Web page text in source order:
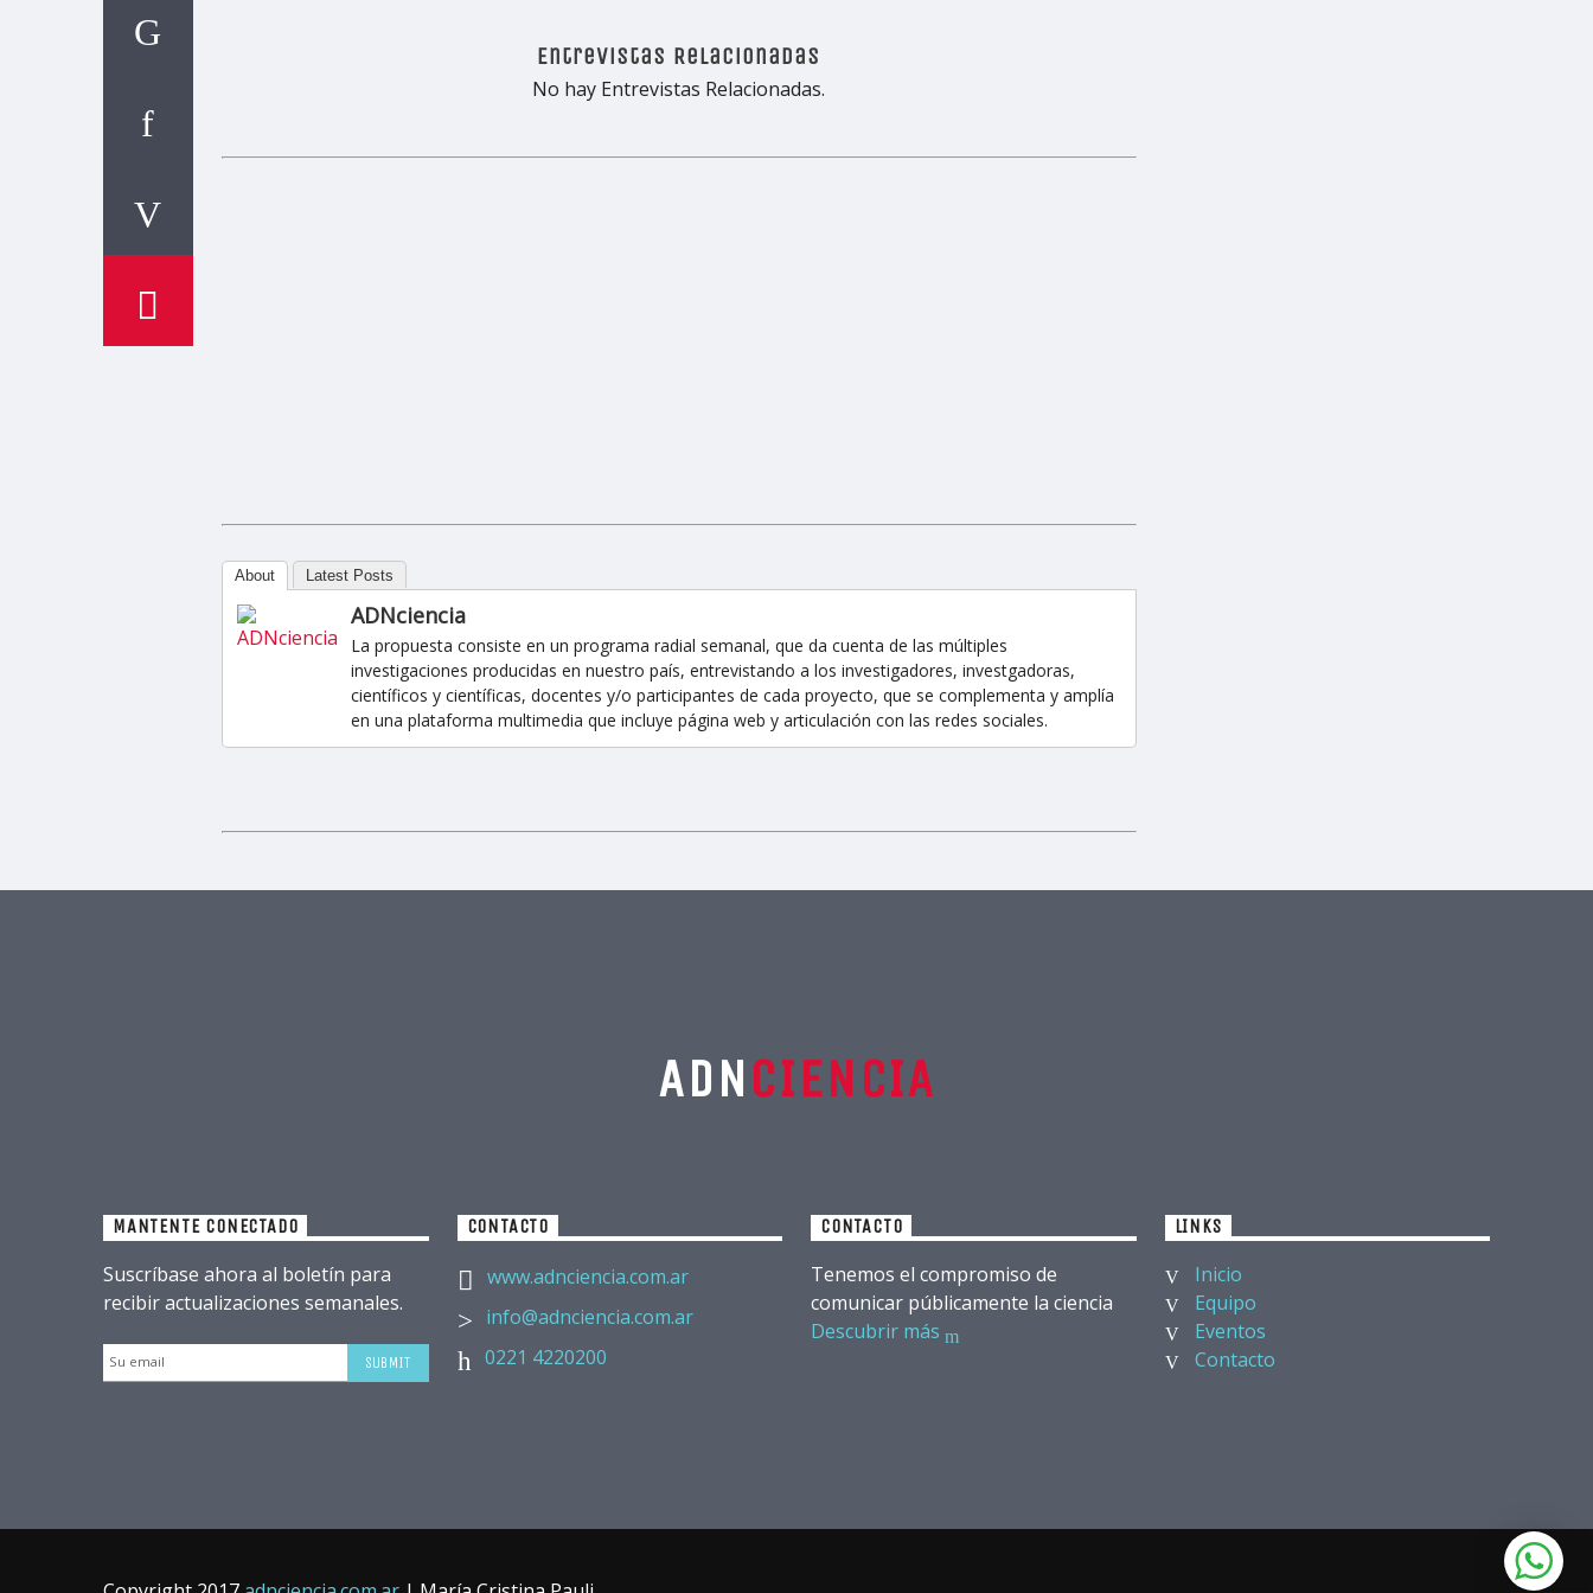
Entrevistas Relacionadas
No hay Entrevistas Relacionadas.
About Latest Posts
ADNciencia
La propuesta consiste en un programa radial semanal, que da cuenta de las múltiples
investigaciones producidas en nuestro país, entrevistando a los investigadores, investgadoras,
científicos y científicas, docentes y/o participantes de cada proyecto, que se complementa y amplía
en una plataforma multimedia que incluye página web y articulación con las redes sociales.
ADNCIENCIA
MANTENTE CONECTADO
Suscríbase ahora al boletín para
recibir actualizaciones semanales.
CONTACTO
www.adnciencia.com.ar
info@adnciencia.com.ar
0221 4220200
CONTACTO
Tenemos el compromiso de
comunicar públicamente la ciencia
Descubrir más
LINKS
Inicio
Equipo
Eventos
Contacto